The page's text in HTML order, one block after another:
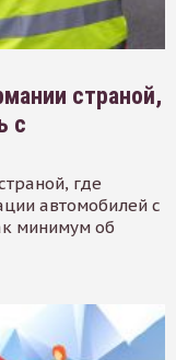
страной,
с
где
автомобилей с
минимум об